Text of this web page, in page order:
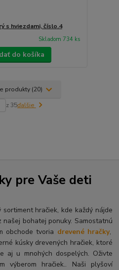
s hviezdami, číslo.4
Skladom 734 ks
do košíka
produkty (20)
z 35ďalšie
pre Vaše deti
hračiek, kde každý nájde
bohatej ponuky. Samostatnú
obchode tvoria drevené hračky,
kúsky drevených hračiek, ktoré
aj u mnohých dospelých. Oživte
výberom hračiek.. Naši plyšoví